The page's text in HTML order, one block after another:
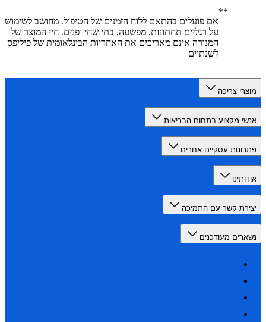
אם פועלים בהתאם ללוח הזמנים של הטיפול. מחושב לשימוש
על רגליים תחתונות, מפשעה, בתי שחי ופנים. חיי המוצר של
המנורה אינם מאריכים את האחריות הבינלאומית של פיליפס
לשנתיים
צריכה
מקצוע בתחום הבריאות
עסקיים אחרים
קשר עם התמיכה
מעודכנים